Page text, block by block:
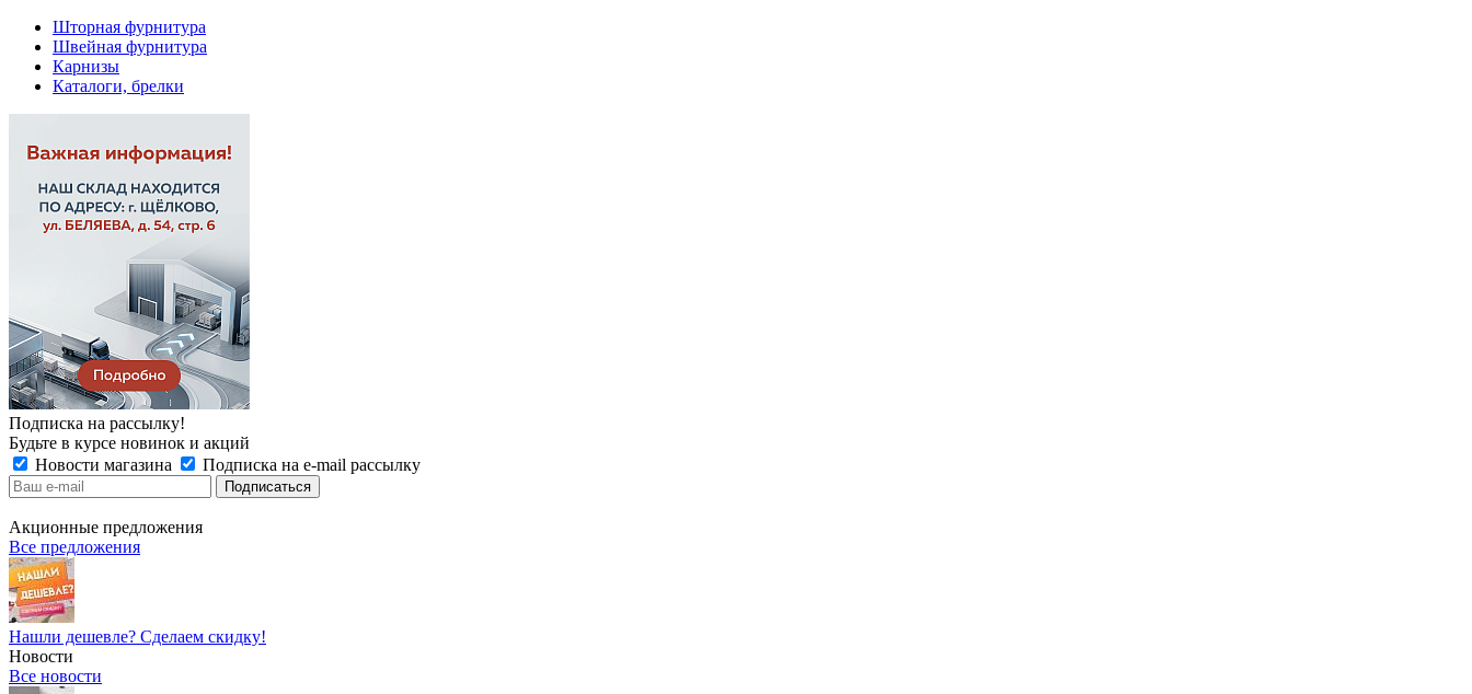
Шторная фурнитура
Швейная фурнитура
Карнизы
Каталоги, брелки
Подписка на рассылку!
Будьте в курсе новинок и акций
Новости магазина
Подписка на e-mail рассылку
Акционные предложения
Все предложения
Нашли дешевле? Сделаем скидку!
Новости
Все новости